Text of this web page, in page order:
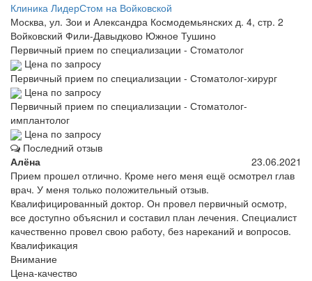
Клиника ЛидерСтом на Войковской
Москва, ул. Зои и Александра Космодемьянских д. 4, стр. 2
Войковский Фили-Давыдково Южное Тушино
Первичный прием по специализации - Стоматолог
Цена по запросу
Первичный прием по специализации - Стоматолог-хирург
Цена по запросу
Первичный прием по специализации - Стоматолог-
имплантолог
Цена по запросу
Последний отзыв
Алёна
23.06.2021
Прием прошел отлично. Кроме него меня ещё осмотрел глав
врач. У меня только положительный отзыв.
Квалифицированный доктор. Он провел первичный осмотр,
все доступно объяснил и составил план лечения. Специалист
качественно провел свою работу, без нареканий и вопросов.
Квалификация
Внимание
Цена-качество